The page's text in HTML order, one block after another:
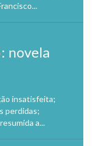
novela
insatisfeita;
perdidas;
a...